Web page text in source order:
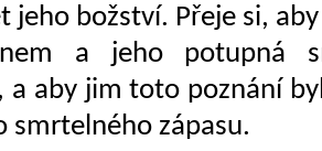
jeho božství. Přeje si,
a jeho potup­ná
a aby jim toto poznání
smrtelného zápasu.